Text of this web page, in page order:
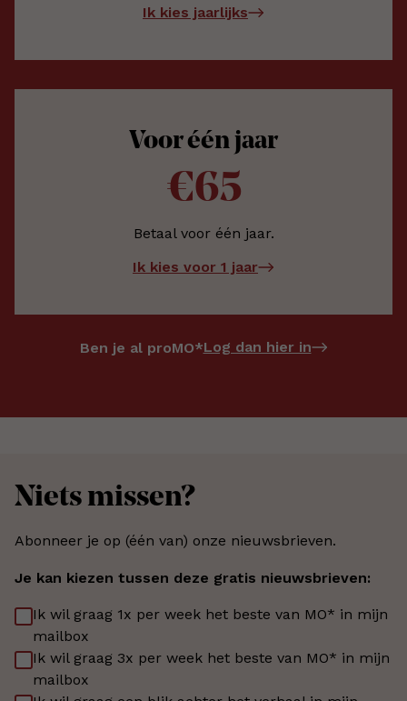
Ik kies jaarlijks
Voor één jaar
€65
Betaal voor één jaar.
Ik kies voor 1 jaar
Ben je al proMO*Log dan hier in
Niets missen?
Abonneer je op (één van) onze nieuwsbrieven.
Je kan kiezen tussen deze gratis nieuwsbrieven:
Ik wil graag 1x per week het beste van MO* in mijn
mailbox
Ik wil graag 3x per week het beste van MO* in mijn
mailbox